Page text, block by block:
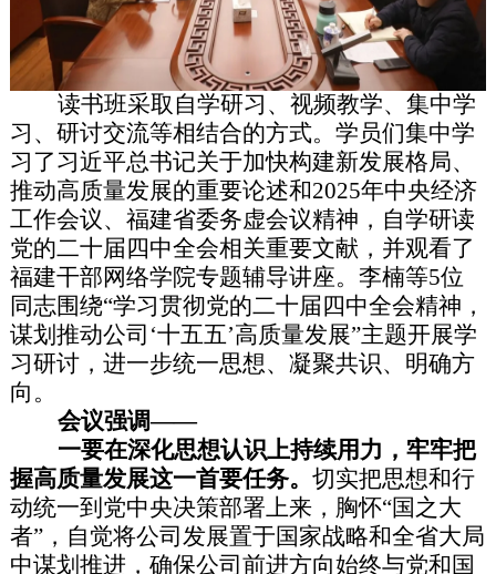
读书班采取自学研习、视频教学、集中学
习、研讨交流等相结合的方式。学员们集中学
习了习近平总书记关于加快构建新发展格局、
推动高质量发展的重要论述和2025年中央经济
工作会议、福建省委务虚会议精神，自学研读
党的二十届四中全会相关重要文献，并观看了
福建干部网络学院专题辅导讲座。李楠等5位
同志围绕“学习贯彻党的二十届四中全会精神，
谋划推动公司‘十五五’高质量发展”主题开展学
习研讨，进一步统一思想、凝聚共识、明确方
向。
会议强调——
一要在深化思想认识上持续用力，牢牢把
握高质量发展这一首要任务。 切实把思想和行
动统一到党中央决策部署上来，胸怀“国之大
者”，自觉将公司发展置于国家战略和全省大局
中谋划推进，确保公司前进方向始终与党和国